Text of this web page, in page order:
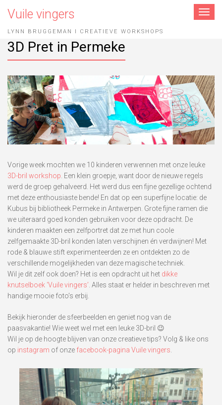
Toggle
Vuile vingers
LYNN BRUGGEMAN I CREATIEVE WORKSHOPS
3D Pret in Permeke
Vorige week mochten we 10 kinderen verwennen met onze leuke
3D-bril workshop. Een klein groepje, want door de nieuwe regels
werd de groep gehalveerd. Het werd dus een fijne gezellige ochtend
met deze enthousiaste bende! En dat op een superfijne locatie: de
Kubus bij bibliotheek Permeke in Antwerpen. Grote fijne ramen die
we uiteraard goed konden gebruiken voor deze opdracht. De
kinderen maakten een zelfportret dat ze met hun coole
zelfgemaakte 3D-bril konden laten verschijnen én verdwijnen! Met
rode & blauwe stift experimenteerden ze en ontdekten zo de
verschillende mogelijkheden van deze magische techniek.
Wil je dit zelf ook doen? Het is een opdracht uit het dikke
knutselboek ‘Vuile vingers’. Alles staat er helder in beschreven met
handige mooie foto’s erbij.
Bekijk hieronder de sfeerbeelden en geniet nog van de
paasvakantie! Wie weet wel met een leuke 3D-bril 😉
Wil je op de hoogte blijven van onze creatieve tips? Volg & like ons
op instagram of onze facebook-pagina Vuile vingers.